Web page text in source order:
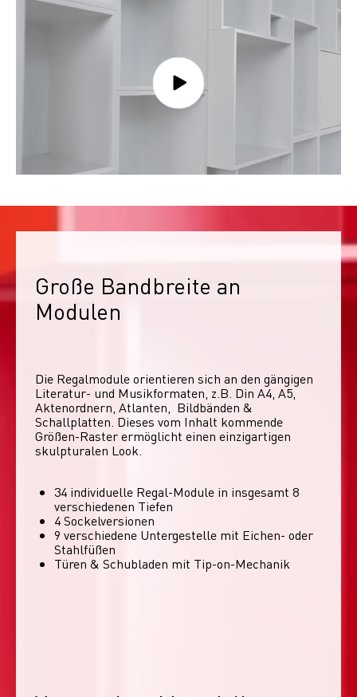
Große Bandbreite an
Modulen
Die Regalmodule orientieren sich an den gängigen
Literatur- und Musikformaten, z.B. Din A4, A5,
Aktenordnern, Atlanten,  Bildbänden &
Schallplatten. Dieses vom Inhalt kommende
Größen-Raster ermöglicht einen einzigartigen
skulpturalen Look.
34 individuelle Regal-Module​ in insgesamt 8
verschiedenen Tiefen
4 Sockelversionen​
9 verschiedene Untergestelle mit Eichen- oder
Stahlfüßen
Türen & Schubladen mit Tip-on-Mechanik